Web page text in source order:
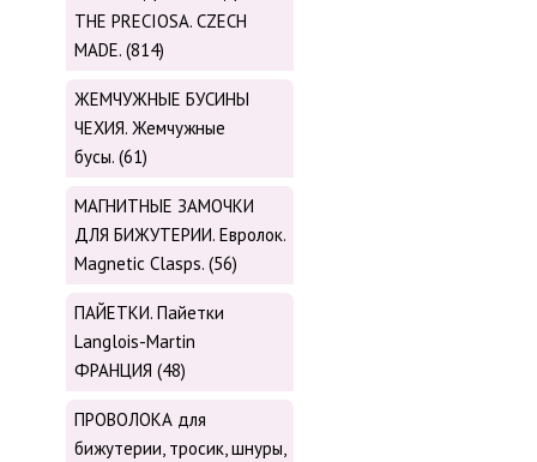
THE PRECIOSA. CZECH
MADE. (814)
ЖЕМЧУЖНЫЕ БУСИНЫ
ЧЕХИЯ. Жемчужные
бусы. (61)
МАГНИТНЫЕ ЗАМОЧКИ
ДЛЯ БИЖУТЕРИИ. Евролок.
Magnetic Сlasps. (56)
ПАЙЕТКИ. Пайетки
Langlois-Martin
ФРАНЦИЯ (48)
ПРОВОЛОКА для
бижутерии, тросик, шнуры,